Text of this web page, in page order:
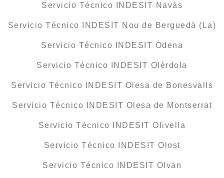
Servicio Técnico INDESIT Navàs
Servicio Técnico INDESIT Nou de Berguedà (La)
Servicio Técnico INDESIT Òdena
Servicio Técnico INDESIT Olèrdola
Servicio Técnico INDESIT Olesa de Bonesvalls
Servicio Técnico INDESIT Olesa de Montserrat
Servicio Técnico INDESIT Olivella
Servicio Técnico INDESIT Olost
Servicio Técnico INDESIT Olvan